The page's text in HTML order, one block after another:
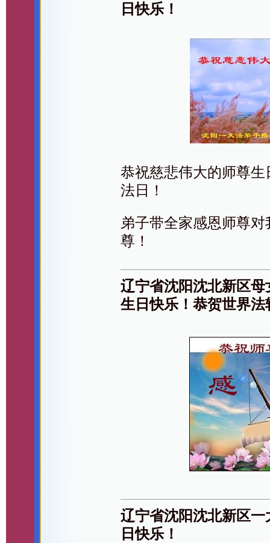
日快乐！
恭祝慈悲伟大的师尊生
法日！
弟子带全家感恩师尊
尊！
辽宁省沈阳沈北新区
生日快乐！恭贺世界法
辽宁省沈阳沈北新区
日快乐！